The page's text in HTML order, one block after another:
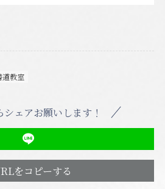
道教室
シェアお願いします！
をコピーする